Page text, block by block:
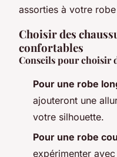
assorties à votre
Choisir des
confortables
Conseils pour choisir
Pour une robe
ajouteront une
votre silhouette.
Pour une robe
expérimenter